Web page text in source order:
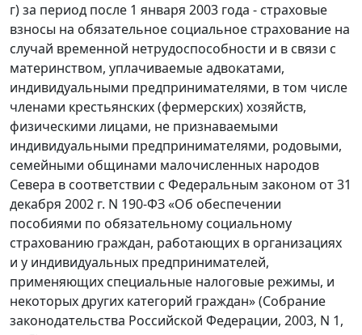
г) за период после 1 января 2003 года - страховые
взносы на обязательное социальное страхование на
случай временной нетрудоспособности и в связи с
материнством, уплачиваемые адвокатами,
индивидуальными предпринимателями, в том числе
членами крестьянских (фермерских) хозяйств,
физическими лицами, не признаваемыми
индивидуальными предпринимателями, родовыми,
семейными общинами малочисленных народов
Севера в соответствии с Федеральным законом от 31
декабря 2002 г. N 190-ФЗ «Об обеспечении
пособиями по обязательному социальному
страхованию граждан, работающих в организациях
и у индивидуальных предпринимателей,
применяющих специальные налоговые режимы, и
некоторых других категорий граждан» (Собрание
законодательства Российской Федерации, 2003, N 1,